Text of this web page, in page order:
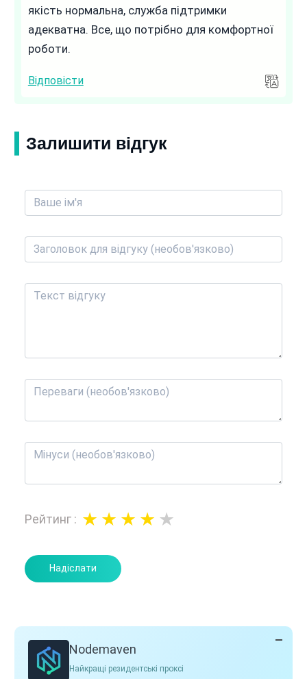
якість нормальна, служба підтримки
адекватна. Все, що потрібно для комфортної
роботи.
Відповісти
Залишити відгук
Рейтинг :
Надіслати
Nodemaven
Найкращі резидентські проксі